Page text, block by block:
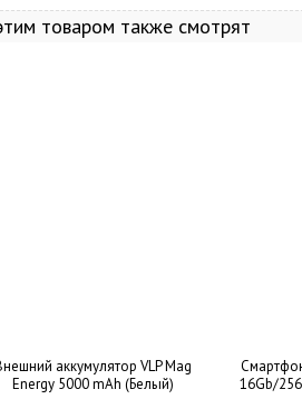
товаром также смотрят
аккумулятор VLP Mag
Energy 5000 mAh (Белый)
16Gb/